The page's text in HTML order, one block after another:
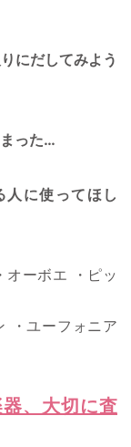
にだしてみよう
った…
に使ってほし
ーボエ ・ピッ
・ユーフォニア
、大切に査